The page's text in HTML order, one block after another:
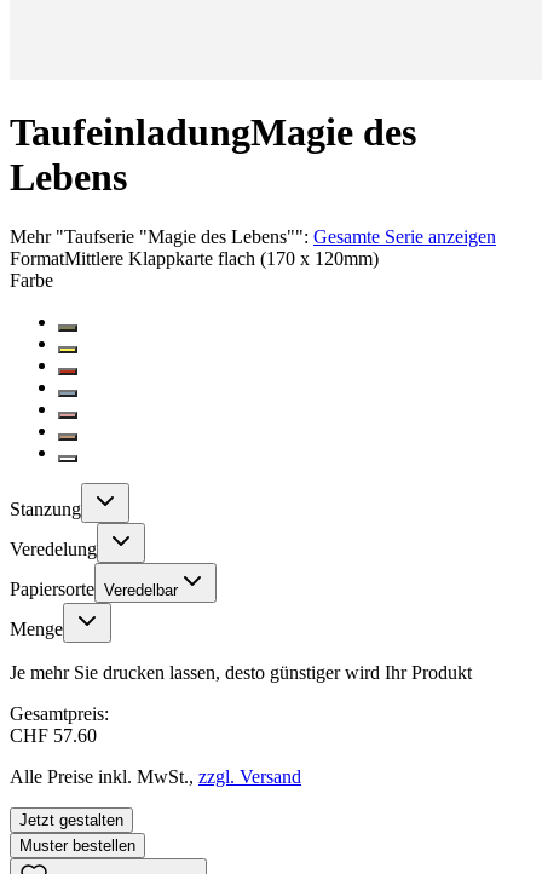
TaufeinladungMagie des
Lebens
Mehr"Taufserie "Magie des Lebens"": Gesamte Serie anzeigen
FormatMittlere Klappkarte flach (170 x 120mm)
Farbe
Stanzung
Veredelung
Papiersorte Veredelbar
Menge
Je mehr Sie drucken lassen, desto günstiger wird Ihr Produkt
Gesamtpreis:
CHF 57.60
Alle Preise inkl. MwSt., zzgl. Versand
Jetzt gestalten
Muster bestellen